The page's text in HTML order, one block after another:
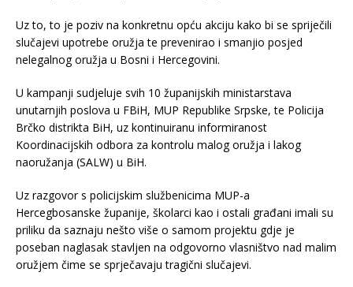
Uz to, to je poziv na konkretnu opću akciju kako bi se spriječili
slučajevi upotrebe oružja te prevenirao i smanjio posjed
nelegalnog oružja u Bosni i Hercegovini.
U kampanji sudjeluje svih 10 županijskih ministarstava
unutarnjih poslova u FBiH, MUP Republike Srpske, te Policija
Brčko distrikta BiH, uz kontinuiranu informiranost
Koordinacijskih odbora za kontrolu malog oružja i lakog
naoružanja (SALW) u BiH.
Uz razgovor s policijskim službenicima MUP-a
Hercegbosanske županije, školarci kao i ostali građani imali su
priliku da saznaju nešto više o samom projektu gdje je
poseban naglasak stavljen na odgovorno vlasništvo nad malim
oružjem čime se sprječavaju tragični slučajevi.